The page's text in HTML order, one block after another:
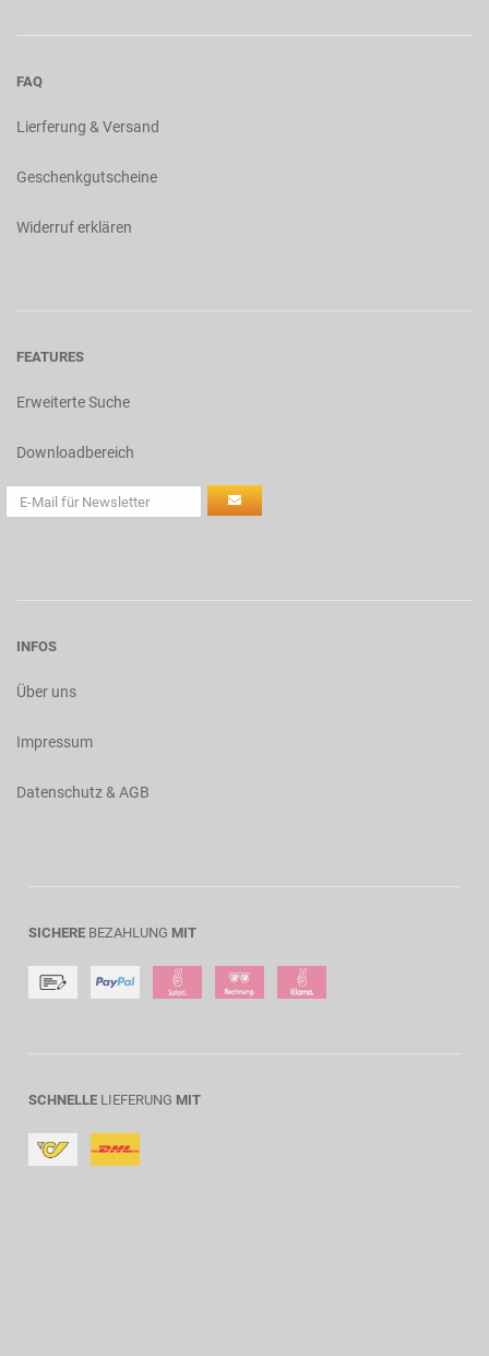
FAQ
Lierferung & Versand
Geschenkgutscheine
Widerruf erklären
FEATURES
Erweiterte Suche
Downloadbereich
INFOS
Über uns
Impressum
Datenschutz & AGB
SICHERE BEZAHLUNG MIT
SCHNELLE LIEFERUNG MIT